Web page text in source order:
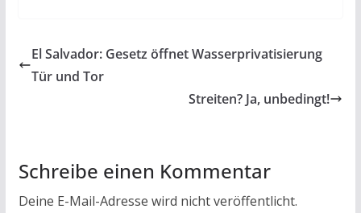
b
o
er s l n
El Salvador: Gesetz öffnet Wasserprivatisierung
Tür und Tor
Streiten? Ja, unbedingt!
Schreibe einen Kommentar
Deine E-Mail-Adresse wird nicht veröffentlicht.